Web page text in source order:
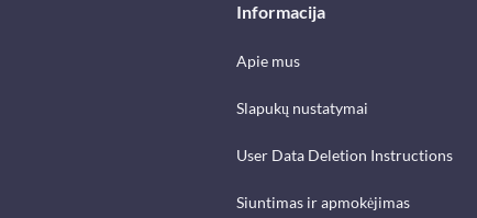
Informacija
Apie mus
Slapukų nustatymai
User Data Deletion Instructions
Siuntimas ir apmokėjimas